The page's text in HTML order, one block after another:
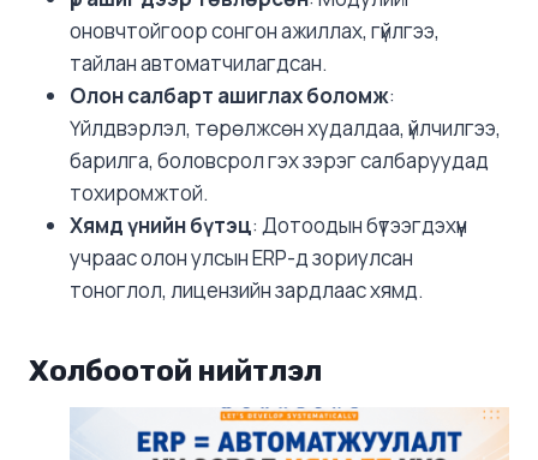
оновчтойгоор сонгон ажиллах, гүйлгээ,
тайлан автоматчилагдсан.
Олон салбарт ашиглах боломж:
Үйлдвэрлэл, төрөлжсөн худалдаа, үйлчилгээ,
барилга, боловсрол гэх зэрэг салбаруудад
тохиромжтой.
Хямд үнийн бүтэц: Дотоодын бүтээгдэхүүн
учраас олон улсын ERP-д зориулсан
тоноглол, лицензийн зардлаас хямд.
Холбоотой нийтлэл